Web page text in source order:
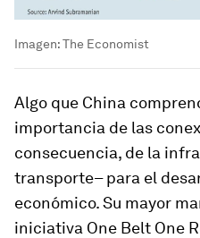
Imagen: The Economist
Algo que China
importancia de las
consecuencia, de la
transporte– para el
económico. Su mayor
iniciativa One Belt One